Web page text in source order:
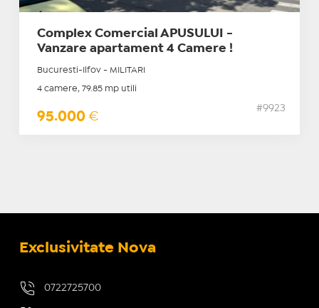
Complex Comercial APUSULUI -
Vanzare apartament 4 Camere !
Bucuresti-Ilfov - MILITARI
4 camere, 79.85 mp utili
95.000 €
#9923
Exclusivitate Nova
0722725700